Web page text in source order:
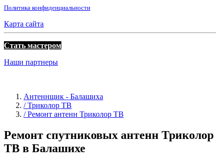
Политика конфиденциальности
Карта сайта
Стать мастером
Наши партнеры
Антеннщик - Балашиха
/ Триколор ТВ
/ Ремонт антенн Триколор ТВ
Ремонт спутниковых антенн Триколор
ТВ в Балашихе